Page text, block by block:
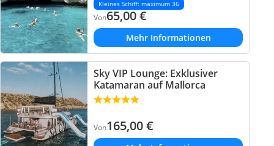
Kleines Schiff: maximum 36
Von65,00€
Mehr Informationen
Sky VIP Lounge: Exklusiver
Katamaran auf Mallorca
Von165,00€